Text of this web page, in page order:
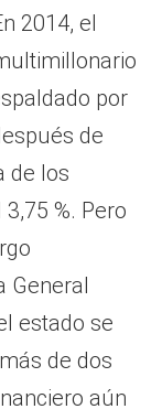
2014, el
por
de
de los
%. Pero
General
estado se
de dos
aún